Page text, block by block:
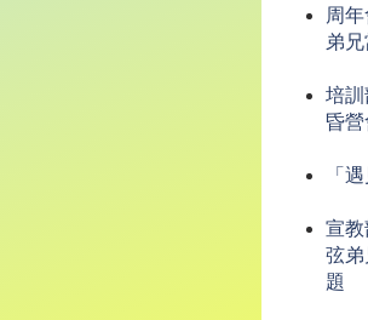
周
弟
培
昏
「
宣
弦
題